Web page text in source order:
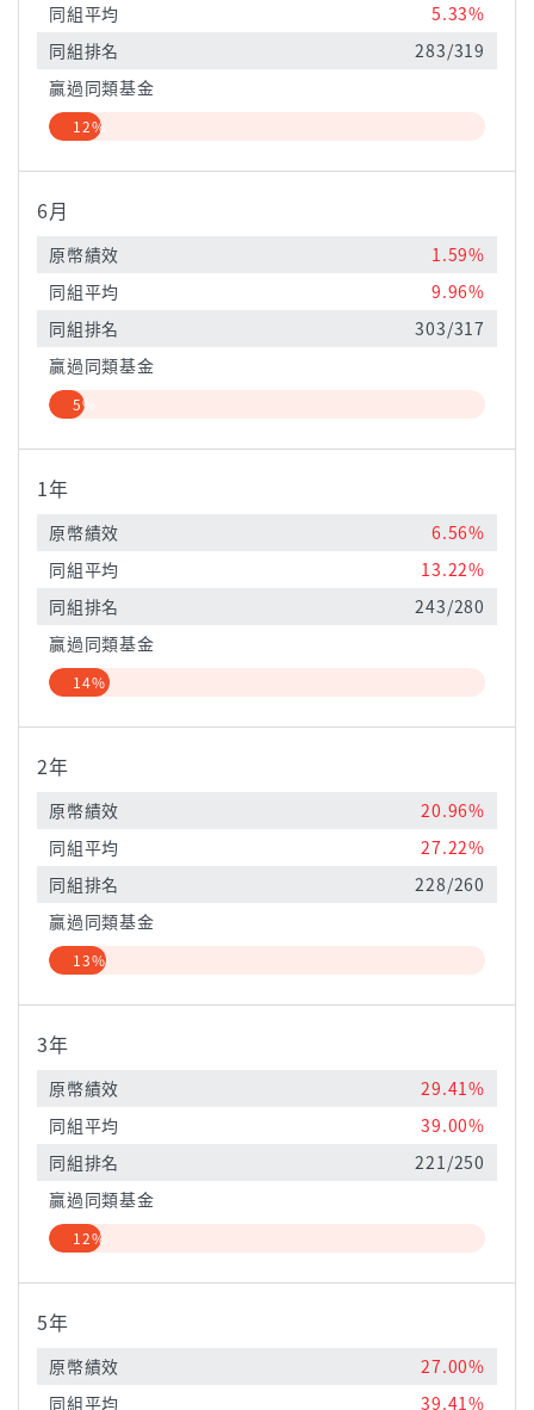
同組平均
5.33%
同組排名
283/319
贏過同類基金
12%
6月
原幣績效
1.59%
同組平均
9.96%
同組排名
303/317
贏過同類基金
5%
1年
原幣績效
6.56%
同組平均
13.22%
同組排名
243/280
贏過同類基金
14%
2年
原幣績效
20.96%
同組平均
27.22%
同組排名
228/260
贏過同類基金
13%
3年
原幣績效
29.41%
同組平均
39.00%
同組排名
221/250
贏過同類基金
12%
5年
原幣績效
27.00%
同組平均
39.41%